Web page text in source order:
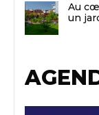
Au
un